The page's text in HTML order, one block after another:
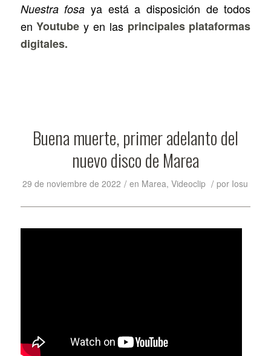
Nuestra fosa ya está a disposición de todos
enYoutube y en las principales plataformas
digitales.
Buena muerte, primer adelanto del
nuevo disco de Marea
29 de noviembre de 2022 / en Marea,Videoclip / por Iosu